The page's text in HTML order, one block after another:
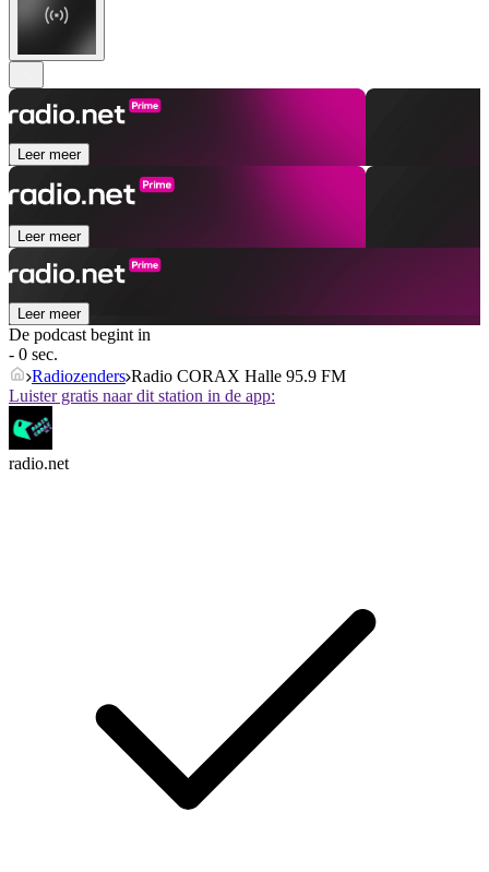
Leer meer
Leer meer
Leer meer
De podcast begint in
- 0 sec.
Radiozenders Radio CORAX Halle 95.9 FM
Luister gratis naar dit station in de app:
radio.net